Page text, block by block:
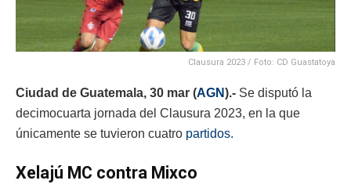
Clausura 2023 / Foto: CD Guastatoya
Ciudad de Guatemala, 30 mar (AGN).- Se disputó la
decimocuarta jornada del Clausura 2023, en la que
únicamente se tuvieron cuatro partidos.
Xelajú MC contra Mixco